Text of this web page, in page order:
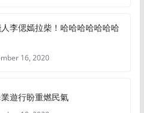
李偲嫣拉柴！哈哈哈哈哈哈哈
16, 2020
遊行盼重燃民氣